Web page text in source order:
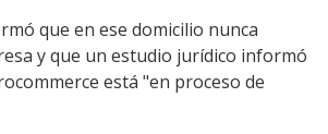
que en ese domicilio nunca
y que un estudio jurídico informó
está "en proceso de